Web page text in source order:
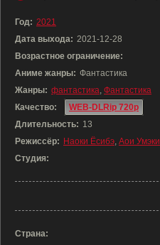
Год: 2021
Дата выхода: 2021-12-28
Возрастное ограничение:
Аниме жанры: Фантастика
Жанры: фантастика, Фантастика
Качество:
WEB-DLRip 720p
Длительность: 13
Режиссёр: Наоки Ёсибэ, Аои Умэки
Студия:
Страна: